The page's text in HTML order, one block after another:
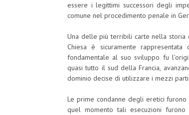
essere i legittimi successori degli
comune nel procedimento penale in
Una delle più terribili carte nella storia
Chiesa è sicuramente
fondamentale al suo sviluppo fu
quasi tutto il sud della Francia,
dominio decise di utilizzare i mezzi
Le prime condanne degli eretici
quel momento tali esecuzioni